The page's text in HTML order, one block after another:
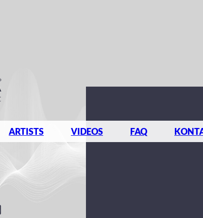
ARTISTS VIDEOS FAQ